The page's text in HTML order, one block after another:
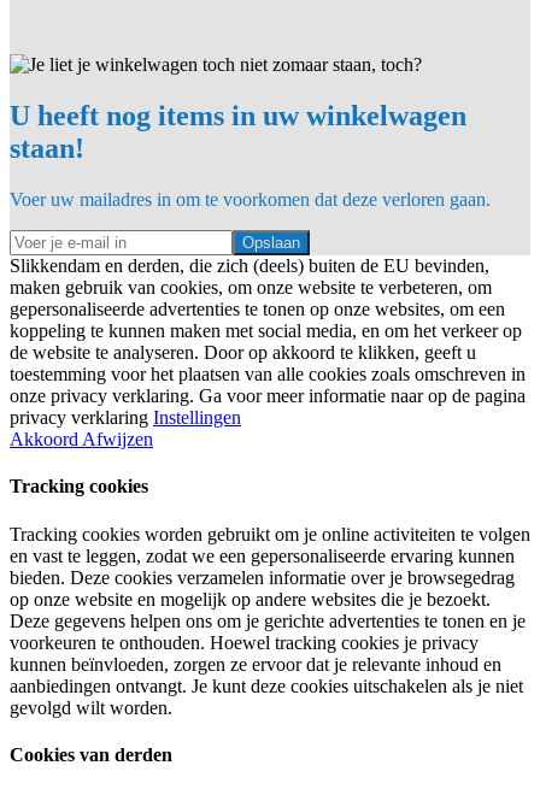
U heeft nog items in uw winkelwagen
staan!
Voer uw mailadres in om te voorkomen dat deze verloren gaan.
Opslaan
Slikkendam en derden, die zich (deels) buiten de EU bevinden,
maken gebruik van cookies, om onze website te verbeteren, om
gepersonaliseerde advertenties te tonen op onze websites, om een
koppeling te kunnen maken met social media, en om het verkeer op
de website te analyseren. Door op akkoord te klikken, geeft u
toestemming voor het plaatsen van alle cookies zoals omschreven in
onze privacy verklaring. Ga voor meer informatie naar op de pagina
privacy verklaring Instellingen
Akkoord Afwijzen
Tracking cookies
Tracking cookies worden gebruikt om je online activiteiten te volgen
en vast te leggen, zodat we een gepersonaliseerde ervaring kunnen
bieden. Deze cookies verzamelen informatie over je browsegedrag
op onze website en mogelijk op andere websites die je bezoekt.
Deze gegevens helpen ons om je gerichte advertenties te tonen en je
voorkeuren te onthouden. Hoewel tracking cookies je privacy
kunnen beïnvloeden, zorgen ze ervoor dat je relevante inhoud en
aanbiedingen ontvangt. Je kunt deze cookies uitschakelen als je niet
gevolgd wilt worden.
Cookies van derden